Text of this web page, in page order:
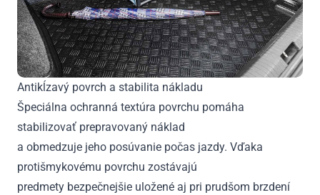
Antikĺzavý povrch a stabilita nákladu
Špeciálna ochranná textúra povrchu pomáha
stabilizovať prepravovaný náklad
a obmedzuje jeho posúvanie počas jazdy. Vďaka
protišmykovému povrchu zostávajú
predmety bezpečnejšie uložené aj pri prudšom brzdení